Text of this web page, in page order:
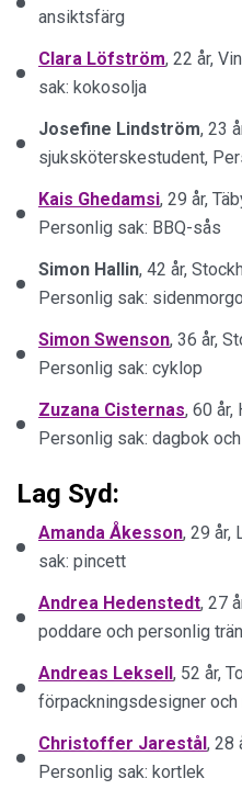
ansiktsfärg
Clara Löfström, 22 år,
sak: kokosolja
Josefine Lindström, 23
sjuksköterskestudent,
Kais Ghedamsi, 29 år,
Personlig sak: BBQ-sås
Simon Hallin, 42 år,
Personlig sak:
Simon Swenson, 36 år,
Personlig sak: cyklop
Zuzana Cisternas, 60 år,
Personlig sak: dagbok
Lag Syd:
Amanda Åkesson, 29 år,
sak: pincett
Andrea Hedenstedt, 27
poddare och personlig
Andreas Leksell, 52 år,
förpackningsdesigner
Christoffer Jarestål, 28
Personlig sak: kortlek